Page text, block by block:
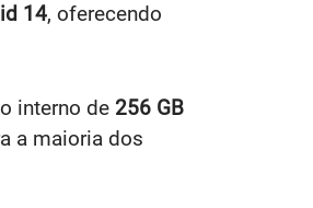
14, oferecendo
interno de 256 GB
a maioria dos